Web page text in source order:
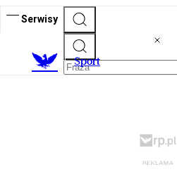
Serwisy
Sport